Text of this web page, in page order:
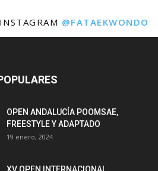
@FATAEKWONDO
OPEN ANDALUCÍA POOMSAE,
FREESTYLE Y ADAPTADO
19 enero, 2024